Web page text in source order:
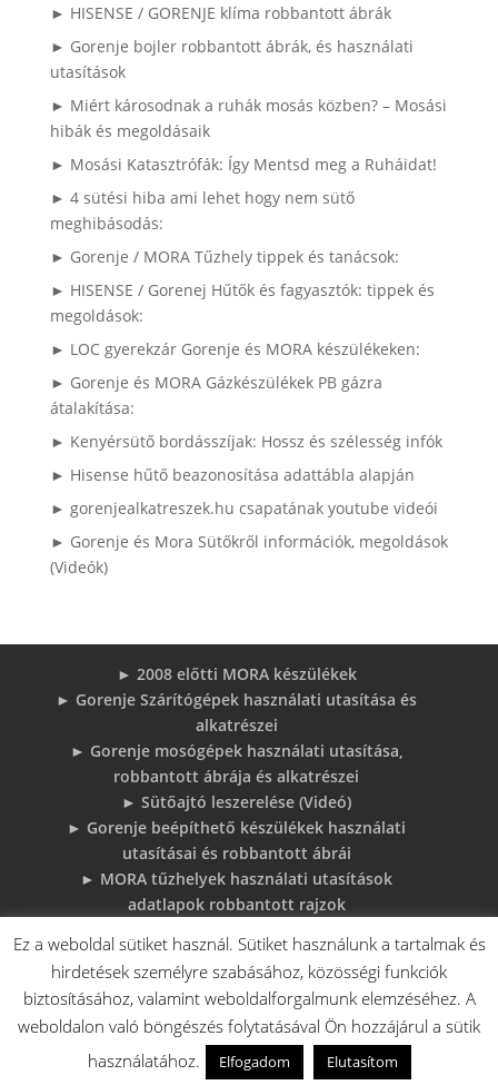
► HISENSE / GORENJE klíma robbantott ábrák
► Gorenje bojler robbantott ábrák, és használati
utasítások
► Miért károsodnak a ruhák mosás közben? – Mosási
hibák és megoldásaik
► Mosási Katasztrófák: Így Mentsd meg a Ruháidat!
► 4 sütési hiba ami lehet hogy nem sütő
meghibásodás:
► Gorenje / MORA Tűzhely tippek és tanácsok:
► HISENSE / Gorenej Hűtők és fagyasztók: tippek és
megoldások:
► LOC gyerekzár Gorenje és MORA készülékeken:
► Gorenje és MORA Gázkészülékek PB gázra
átalakítása:
► Kenyérsütő bordásszíjak: Hossz és szélesség infók
► Hisense hűtő beazonosítása adattábla alapján
► gorenjealkatreszek.hu csapatának youtube videói
► Gorenje és Mora Sütőkről információk, megoldások
(Videók)
► 2008 előtti MORA készülékek
► Gorenje Szárítógépek használati utasítása és
alkatrészei
► Gorenje mosógépek használati utasítása,
robbantott ábrája és alkatrészei
► Sütőajtó leszerelése (Videó)
► Gorenje beépíthető készülékek használati
utasításai és robbantott ábrái
► MORA tűzhelyek használati utasítások
adatlapok robbantott rajzok
megoldások
► 6 gyakori sütő hiba, és megoldások
♦Gorenje Háztartásigépek adattábláiról:
Ez a weboldal sütiket használ. Sütiket használunk a tartalmak és
hirdetések személyre szabásához, közösségi funkciók
biztosításához, valamint weboldalforgalmunk elemzéséhez. A
weboldalon való böngészés folytatásával Ön hozzájárul a sütik
használatához.
Elfogadom Elutasítom